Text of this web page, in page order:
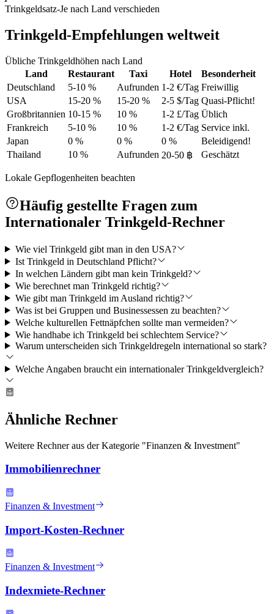
Trinkgeldsatz-Je nach Land verschieden
Trinkgeld-Empfehlungen weltweit
Übliche Trinkgeldhöhen nach Land
Land
Restaurant Taxi Hotel
Besonderheit
Deutschland
5-10 % Aufrunden 1-2 €/Tag Freiwillig
USA
15-20 % 15-20 % 2-5 $/Tag Quasi-Pflicht!
Großbritannien 10-15 % 10 % 1-2 £/Tag Üblich
Frankreich
5-10 % 10 % 1-2 €/Tag Service inkl.
Japan
0 % 0 % 0 %
Beleidigend!
Thailand
10 % Aufrunden 20-50 ฿ Geschätzt
Lokale Gepflogenheiten beachten
Häufig gestellte Fragen zum
Internationaler Trinkgeld-Rechner
Wie viel Trinkgeld gibt man in den USA?
Ist Trinkgeld in Deutschland Pflicht?
In welchen Ländern gibt man kein Trinkgeld?
Wie berechnet man Trinkgeld richtig?
Wie gibt man Trinkgeld im Ausland richtig?
Was ist bei Gruppen und Businessessen zu beachten?
Welche kulturellen Fettnäpfchen sollte man vermeiden?
Wie handhabe ich Trinkgeld bei schlechtem Service?
Warum unterscheiden sich Trinkgeldregeln international so stark?
Welche Angaben braucht ein internationaler Trinkgeldvergleich?
Ähnliche Rechner
Weitere Rechner aus der Kategorie "Finanzen & Investment"
Immobilienrechner
Finanzen & Investment
Import-Kosten-Rechner
Finanzen & Investment
Indexmiete-Rechner